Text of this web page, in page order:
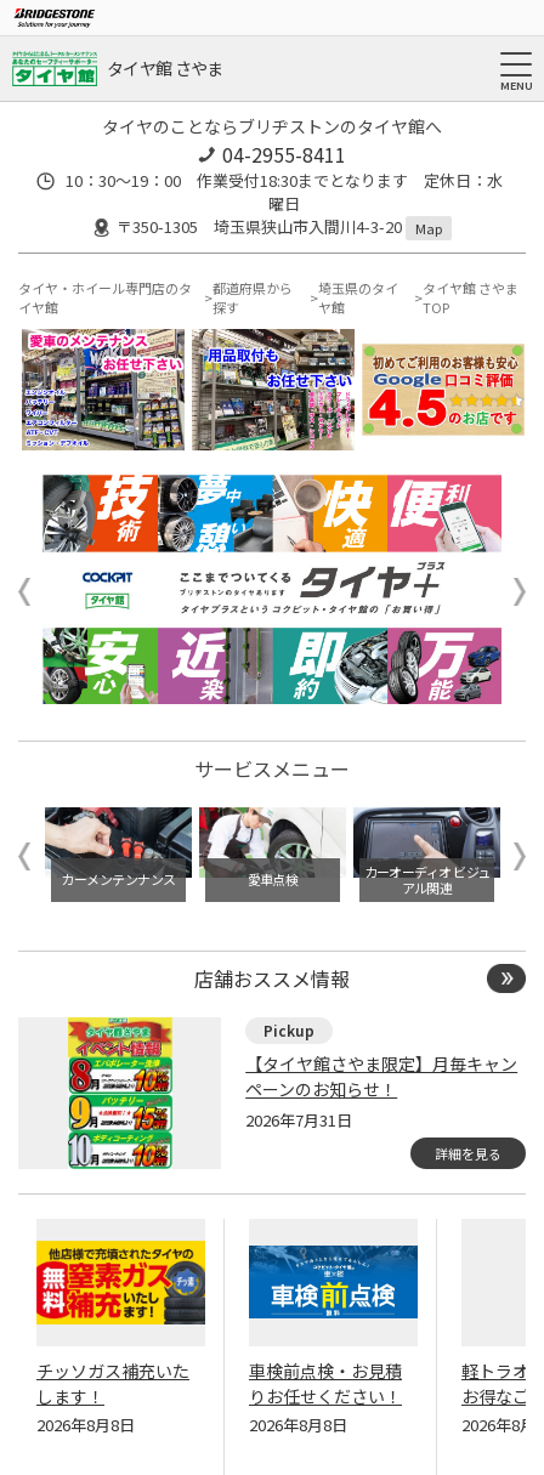
タイヤ館 さやま
タイヤのことならブリヂストンのタイヤ館へ
04-2955-8411
10：30～19：00 作業受付18:30までとなります 定休日：水
曜日
〒350-1305 埼玉県狭山市入間川4-3-20
Map
タイヤ・ホイール専門店のタ
イヤ館
都道府県から
探す
埼玉県のタイ
ヤ館
タイヤ館 さやま
TOP
サービスメニュー
交 カーメンテンナンス 愛車点検
カーオーディオ ビジュ
アル関連
店舗おススメ情報
【タイヤ館さやま限定】月毎キャン
ペーンのお知らせ！
2026年7月31日
詳細を見る
チッソガス補充いた
します！
2026年8月8日
車検前点検・お見積
りお任せください！
2026年8月8日
軽トラオ
お得なご
2026年8月